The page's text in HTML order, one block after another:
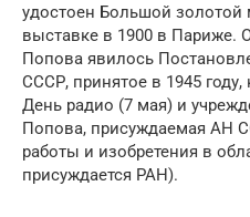
удостоен Большой
выставке в 1900 в Париже.
Попова явилось
СССР, принятое в 1945
День радио (7 мая) и
Попова, присуждаемая АН
работы и изобретения в
присуждается РАН).